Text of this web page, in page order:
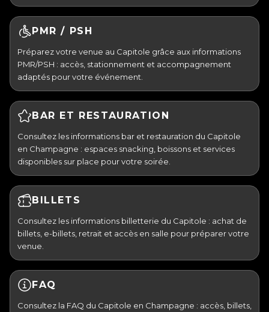
PMR / PSH
Préparez votre venue au Capitole grâce aux informations
PMR/PSH : accès, stationnement et accompagnement
adaptés pour votre événement.
BAR ET RESTAURATION
Consultez les informations bar et restauration du Capitole
en Champagne : espaces snacking, boissons et services
disponibles sur place pour votre soirée.
BILLETS
Consultez les informations billetterie du Capitole : achat de
billets, e-billets, retrait et accès en salle pour préparer votre
venue.
FAQ
Consultez la FAQ du Capitole en Champagne : accès, billets,